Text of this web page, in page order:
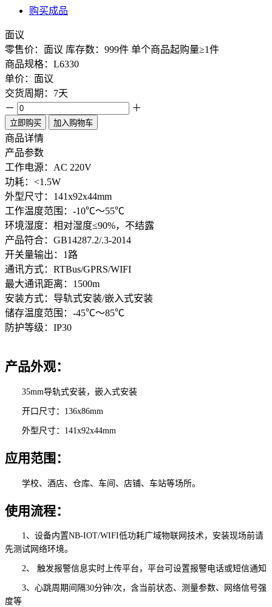
购买成品
面议
零售价：面议 库存数：999件 单个商品起购量≥1件
商品规格：L6330
单价：面议
交货周期：7天
－
＋
立即购买 加入购物车
商品详情
产品参数
工作电源：AC 220V
功耗：<1.5W
外型尺寸：141x92x44mm
工作温度范围：-10℃～55℃
环境湿度：相对湿度≤90%，不结露
产品符合：GB14287.2/.3-2014
开关量输出：1路
通讯方式：RTBus/GPRS/WIFI
最大通讯距离：1500m
安装方式：导轨式安装/嵌入式安装
储存温度范围：-45℃～85℃
防护等级：IP30
产品外观：
35mm导轨式安装，嵌入式安装
开口尺寸：136x86mm
外型尺寸：141x92x44mm
应用范围：
学校、酒店、仓库、车间、店铺、车站等场所。
使用流程：
1、设备内置NB-IOT/WIFI低功耗广域物联网技术，安装现场前请
先测试网络环境。
2、 触发报警信息实时上传平台，平台可设置报警电话或短信通知
3、心跳周期间隔30分钟/次，含当前状态、测量参数、网络信号强
度等